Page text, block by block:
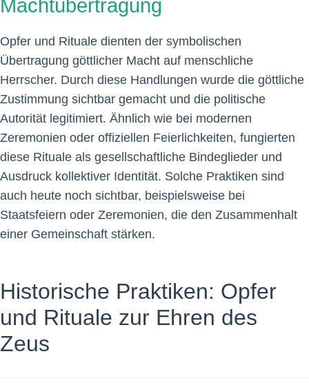
Machtübertragung
Opfer und Rituale dienten der symbolischen
Übertragung göttlicher Macht auf menschliche
Herrscher. Durch diese Handlungen wurde die göttliche
Zustimmung sichtbar gemacht und die politische
Autorität legitimiert. Ähnlich wie bei modernen
Zeremonien oder offiziellen Feierlichkeiten, fungierten
diese Rituale als gesellschaftliche Bindeglieder und
Ausdruck kollektiver Identität. Solche Praktiken sind
auch heute noch sichtbar, beispielsweise bei
Staatsfeiern oder Zeremonien, die den Zusammenhalt
einer Gemeinschaft stärken.
Historische Praktiken: Opfer
und Rituale zur Ehren des
Zeus